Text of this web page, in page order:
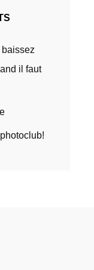
il faut